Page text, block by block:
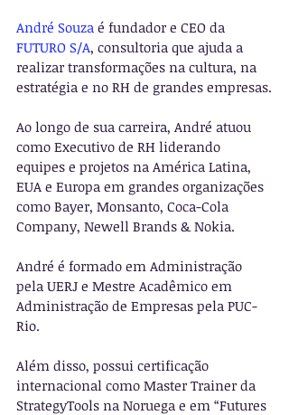
André Souza é fundador e CEO da
FUTURO S/A, consultoria que ajuda a
realizar transformações na cultura, na
estratégia e no RH de grandes empresas.
Ao longo de sua carreira, André atuou
como Executivo de RH liderando
equipes e projetos na América Latina,
EUA e Europa em grandes organizações
como Bayer, Monsanto, Coca-Cola
Company, Newell Brands & Nokia.
André é formado em Administração
pela UERJ e Mestre Acadêmico em
Administração de Empresas pela PUC-
Rio.
Além disso, possui certificação
internacional como Master Trainer da
StrategyTools na Noruega e em “Futures